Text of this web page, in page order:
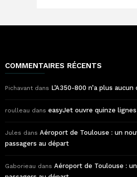
COMMENTAIRES RÉCENTS
Pichavant dans L’A350-800 n’a plus
roulleau dans easyJet ouvre quinze
Jules dans Aéroport de Toulouse : un
passagers au départ
Gaborieau dans Aéroport de Toulouse :